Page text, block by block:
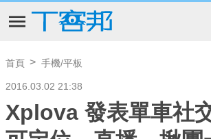
首頁 手機/平板
2016.03.02 21:38
Xplova 發表單車社